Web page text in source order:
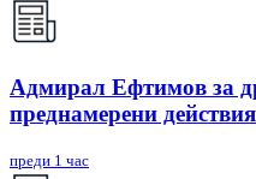
Адмирал Ефтимов за
преднамерени
преди 1 час